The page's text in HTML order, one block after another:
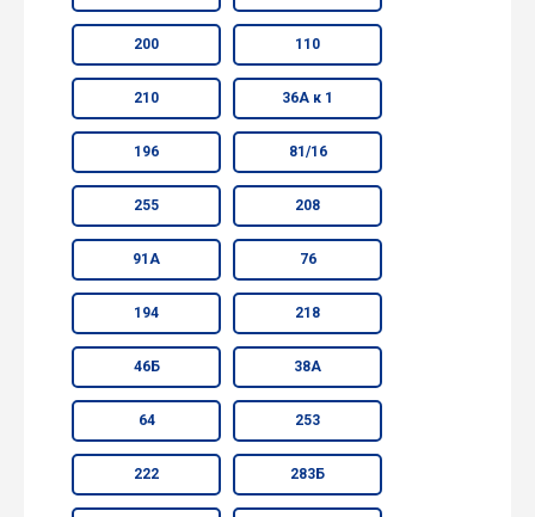
200 110
210 36А к 1
196 81/16
255 208
91А 76
194 218
46Б 38А
64 253
222 283Б